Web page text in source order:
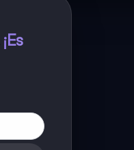
¡Es